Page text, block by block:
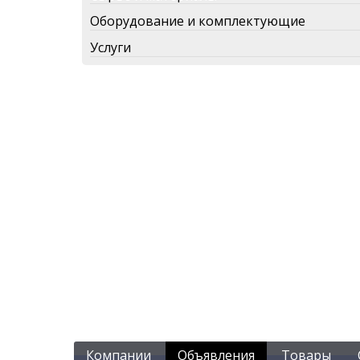
Оборудование и комплектующие
Услуги
Компании Объявления Товары